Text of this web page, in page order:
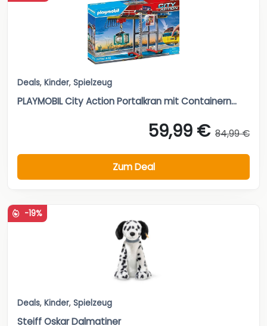
Deals, Kinder, Spielzeug
PLAYMOBIL City Action Portalkran mit Containern...
59,99 € 84,99 €
Zum Deal
-19%
Deals, Kinder, Spielzeug
Steiff Oskar Dalmatiner